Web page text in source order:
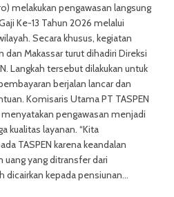
melakukan pengawasan langsung
Ke-13 Tahun 2026 melalui
Secara khusus, kegiatan
dan Makassar turut dihadiri Direksi
Langkah tersebut dilakukan untuk
berjalan lancar dan
Komisaris Utama PT TASPEN
pengawasan menjadi
kualitas layanan. “Kita
TASPEN karena keandalan
yang ditransfer dari
dicairkan kepada pensiunan…